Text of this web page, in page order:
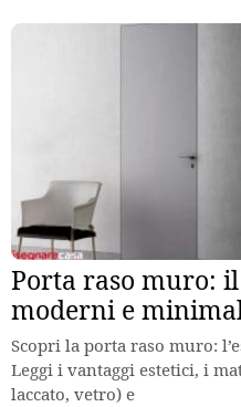
Porta raso muro:
moderni e
Scopri la porta raso muro:
Leggi i vantaggi estetici, i
laccato, vetro) e